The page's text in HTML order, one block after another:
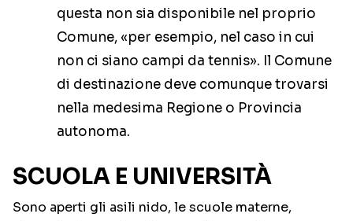
questa non sia disponibile nel proprio
Comune, «per esempio, nel caso in cui
non ci siano campi da tennis». Il Comune
di destinazione deve comunque trovarsi
nella medesima Regione o Provincia
autonoma.
SCUOLA E UNIVERSITÀ
Sono aperti gli asili nido, le scuole materne,